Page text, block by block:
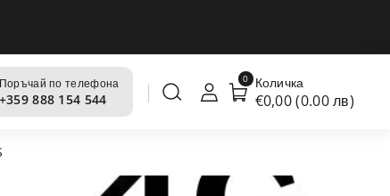
Поръчай по телефона
+359 888 154 544
0 Количка
€0,00 (0.00 лв)